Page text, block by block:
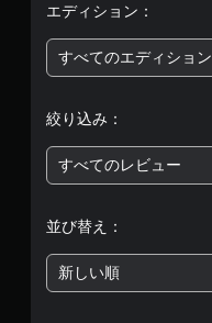
エディション：
すべてのエディション
絞り込み：
すべてのレビュー
並び替え：
新しい順